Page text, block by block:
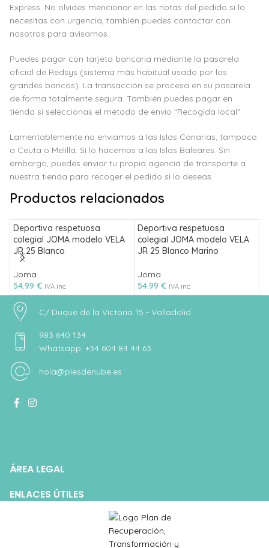
Express. No olvides mencionar en las notas del pedido si lo
necesitas con urgencia, también puedes contactar con
nosotros para avisarnos.
Puedes pagar con tarjeta bancaria mediante la pasarela
oficial de Redsys (sistema más habitual usado por los
grandes bancos). La transacción se procesa en su pasarela
de forma totalmente segura. También puedes pagar en
tienda si seleccionas el método de envío "Recogida local".
Lamentablemente no enviamos a las Islas Canarias, tampoco
a Ceuta o Melilla. Sí lo hacemos a las Islas Baleares. Sin
embargo, puedes enviar tu propia agencia de transporte a
nuestra tienda para recoger el pedido si lo deseas.
Productos relacionados
Deportiva respetuosa
colegial JOMA modelo VELA
JR 25 Blanco
Joma
54.99 € IVA inc.
Deportiva respetuosa
colegial JOMA modelo VELA
JR 25 Blanco Marino
Joma
54.99 € IVA inc.
C/ Duque de la Victoria 15 - Valladolid
983 640 134
Whatsapp: +34 604 84 44 63
hola@piesdenube.es
ÁREA LEGAL
ENLACES ÚTILES